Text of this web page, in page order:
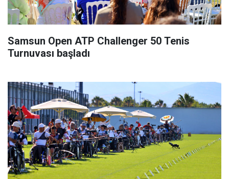
Samsun Open ATP Challenger 50 Tenis
Turnuvası başladı